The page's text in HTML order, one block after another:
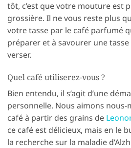
tôt, c’est que votre mouture est
grossière. Il ne vous reste plus
votre tasse par le café parfumé
préparer et à savourer une
verser.
Quel café utiliserez-vous ?
Bien entendu, il s’agit d’une
personnelle. Nous aimons
café à partir des grains de
ce café est délicieux, mais en le
la recherche sur la maladie